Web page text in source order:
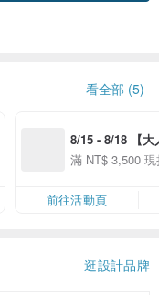
看全部 (5)
8/15 - 8/18 【大
季】滿
50
滿 NT$ 3,500
前往活動頁
逛設計品牌